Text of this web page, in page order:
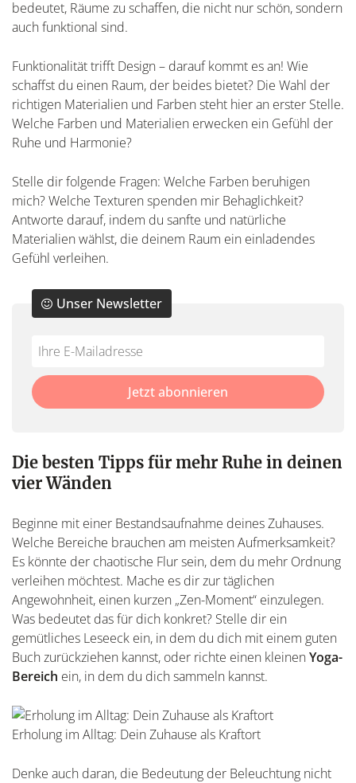
bedeutet, Räume zu schaffen, die nicht nur schön, sondern
auch funktional sind.
Funktionalität trifft Design – darauf kommt es an! Wie
schaffst du einen Raum, der beides bietet? Die Wahl der
richtigen Materialien und Farben steht hier an erster Stelle.
Welche Farben und Materialien erwecken ein Gefühl der
Ruhe und Harmonie?
Stelle dir folgende Fragen: Welche Farben beruhigen
mich? Welche Texturen spenden mir Behaglichkeit?
Antworte darauf, indem du sanfte und natürliche
Materialien wählst, die deinem Raum ein einladendes
Gefühl verleihen.
Do
fill
this
Unser Newsletter
*Ihre
Mailadresse:
Jetzt abonnieren
Die besten Tipps für mehr Ruhe in deinen
vier Wänden
Beginne mit einer Bestandsaufnahme deines Zuhauses.
Welche Bereiche brauchen am meisten Aufmerksamkeit?
Es könnte der chaotische Flur sein, dem du mehr Ordnung
verleihen möchtest. Mache es dir zur täglichen
Angewohnheit, einen kurzen „Zen-Moment“ einzulegen.
Was bedeutet das für dich konkret? Stelle dir ein
gemütliches Leseeck ein, in dem du dich mit einem guten
Buch zurückziehen kannst, oder richte einen kleinenYoga-
Bereich ein, in dem du dich sammeln kannst.
Erholung im Alltag: Dein Zuhause als Kraftort
Denke auch daran, die Bedeutung der Beleuchtung nicht